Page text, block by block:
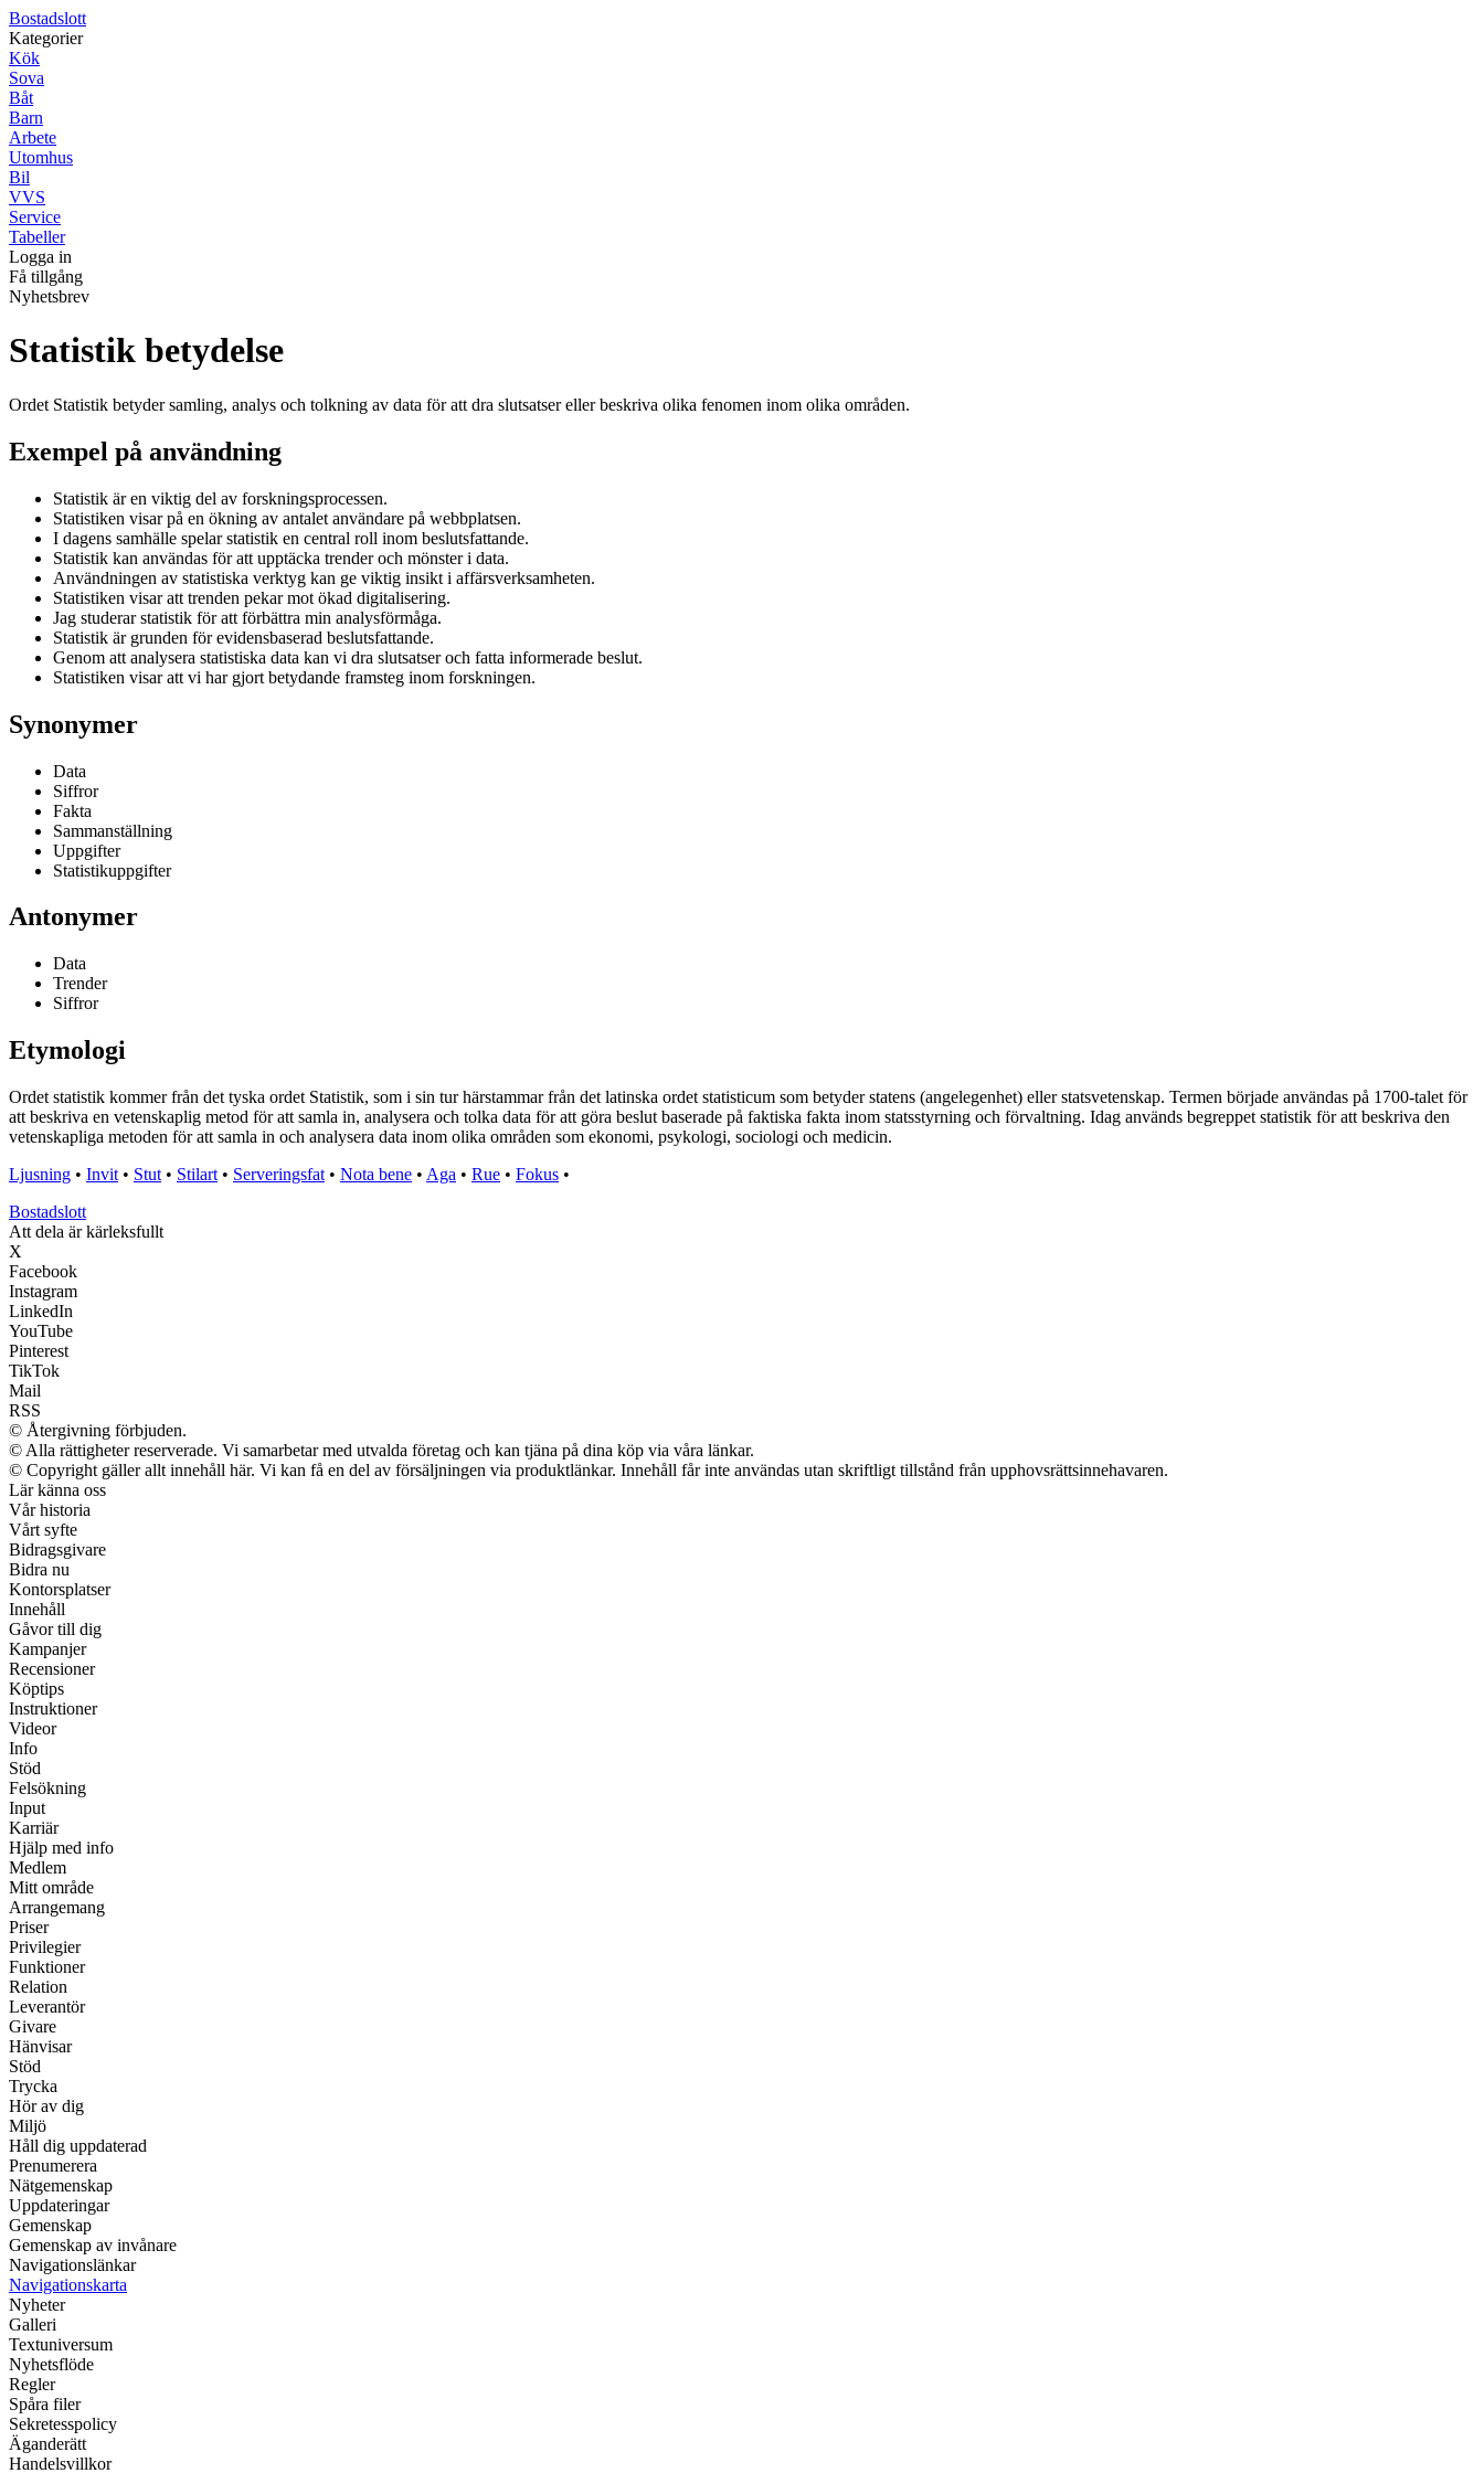
Bostadslott
Kategorier
Kök
Sova
Båt
Barn
Arbete
Utomhus
Bil
VVS
Service
Tabeller
Logga in
Få tillgång
Nyhetsbrev
Statistik betydelse
Ordet Statistik betyder samling, analys och tolkning av data för att dra slutsatser eller beskriva olika fenomen inom olika områden.
Exempel på användning
Statistik är en viktig del av forskningsprocessen.
Statistiken visar på en ökning av antalet användare på webbplatsen.
I dagens samhälle spelar statistik en central roll inom beslutsfattande.
Statistik kan användas för att upptäcka trender och mönster i data.
Användningen av statistiska verktyg kan ge viktig insikt i affärsverksamheten.
Statistiken visar att trenden pekar mot ökad digitalisering.
Jag studerar statistik för att förbättra min analysförmåga.
Statistik är grunden för evidensbaserad beslutsfattande.
Genom att analysera statistiska data kan vi dra slutsatser och fatta informerade beslut.
Statistiken visar att vi har gjort betydande framsteg inom forskningen.
Synonymer
Data
Siffror
Fakta
Sammanställning
Uppgifter
Statistikuppgifter
Antonymer
Data
Trender
Siffror
Etymologi
Ordet statistik kommer från det tyska ordet Statistik, som i sin tur härstammar från det latinska ordet statisticum som betyder statens (angelegenhet) eller statsvetenskap. Termen började användas på 1700-talet för
att beskriva en vetenskaplig metod för att samla in, analysera och tolka data för att göra beslut baserade på faktiska fakta inom statsstyrning och förvaltning. Idag används begreppet statistik för att beskriva den
vetenskapliga metoden för att samla in och analysera data inom olika områden som ekonomi, psykologi, sociologi och medicin.
Ljusning • Invit • Stut • Stilart • Serveringsfat • Nota bene • Aga • Rue • Fokus •
Bostadslott
Att dela är kärleksfullt
X
Facebook
Instagram
LinkedIn
YouTube
Pinterest
TikTok
Mail
RSS
© Återgivning förbjuden.
© Alla rättigheter reserverade. Vi samarbetar med utvalda företag och kan tjäna på dina köp via våra länkar.
© Copyright gäller allt innehåll här. Vi kan få en del av försäljningen via produktlänkar. Innehåll får inte användas utan skriftligt tillstånd från upphovsrättsinnehavaren.
Lär känna oss
Vår historia
Vårt syfte
Bidragsgivare
Bidra nu
Kontorsplatser
Innehåll
Gåvor till dig
Kampanjer
Recensioner
Köptips
Instruktioner
Videor
Info
Stöd
Felsökning
Input
Karriär
Hjälp med info
Medlem
Mitt område
Arrangemang
Priser
Privilegier
Funktioner
Relation
Leverantör
Givare
Hänvisar
Stöd
Trycka
Hör av dig
Miljö
Håll dig uppdaterad
Prenumerera
Nätgemenskap
Uppdateringar
Gemenskap
Gemenskap av invånare
Navigationslänkar
Navigationskarta
Nyheter
Galleri
Textuniversum
Nyhetsflöde
Regler
Spåra filer
Sekretesspolicy
Äganderätt
Handelsvillkor